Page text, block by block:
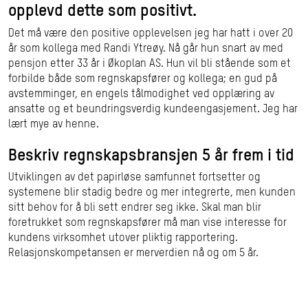
opplevd dette som positivt.
Det må være den positive opplevelsen jeg har hatt i over 20
år som kollega med Randi Ytreøy. Nå går hun snart av med
pensjon etter 33 år i Økoplan AS. Hun vil bli stående som et
forbilde både som regnskapsfører og kollega; en gud på
avstemminger, en engels tålmodighet ved opplæring av
ansatte og et beundringsverdig kundeengasjement. Jeg har
lært mye av henne.
Beskriv regnskapsbransjen 5 år frem i tid
Utviklingen av det papirløse samfunnet fortsetter og
systemene blir stadig bedre og mer integrerte, men kunden
sitt behov for å bli sett endrer seg ikke. Skal man blir
foretrukket som regnskapsfører må man vise interesse for
kundens virksomhet utover pliktig rapportering.
Relasjonskompetansen er merverdien nå og om 5 år.